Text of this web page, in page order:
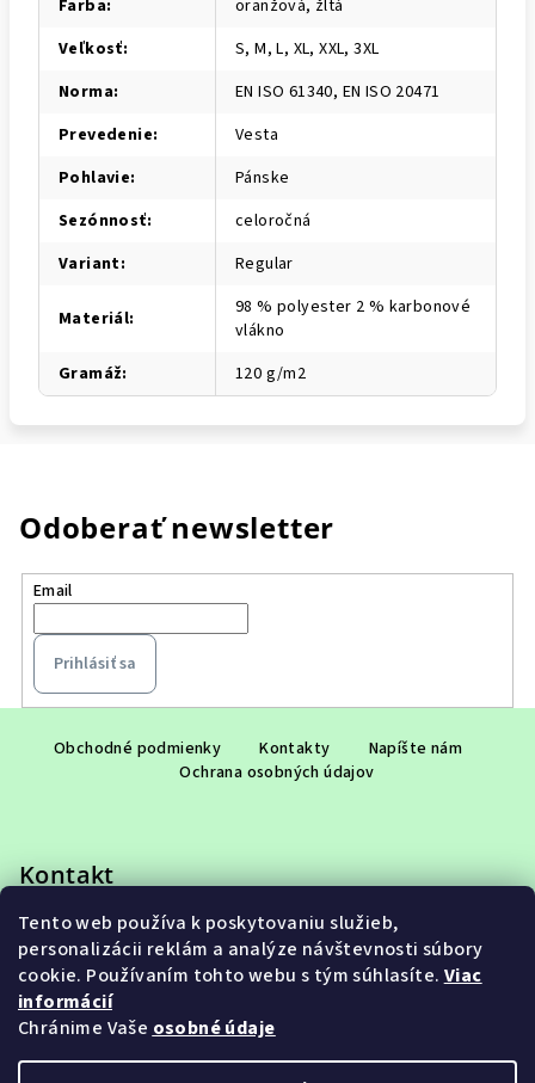
Tento web používa k poskytovaniu služieb,
personalizácii reklám a analýze návštevnosti súbory
cookie. Používaním tohto webu s tým súhlasíte. Viac
informácií
Chránime Vaše osobné údaje
Farba:
oranžová, žltá
Veľkosť:
S, M, L, XL, XXL, 3XL
Norma:
EN ISO 61340, EN ISO 20471
Prevedenie:
Vesta
Pohlavie:
Pánske
Sezónnosť:
celoročná
Variant: Regular
Materiál:
98 % polyester 2 % karbonové
vlákno
Gramáž: 120 g/m2
Odoberať newsletter
Email
Prihlásiť sa
i
Obchodné podmienky Kontakty
Napíšte nám
Ochrana osobných údajov
Kontakt
eshop@adet.sk
+421 948 953 910